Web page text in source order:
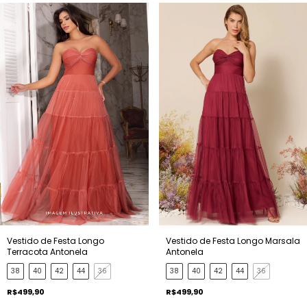
Vestido de Festa Longo
Terracota Antonela
38 40 42 44 36
R$499,90
Vestido de Festa Longo Marsala
Antonela
38 40 42 44 36
R$499,90